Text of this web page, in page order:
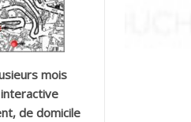
mois
de domicile